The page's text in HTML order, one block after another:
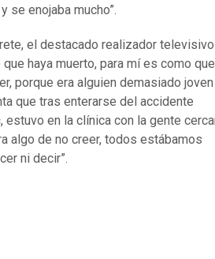
se enojaba mucho”.
el destacado realizador televisivo
haya muerto, para mí es como
porque era alguien demasiado
que tras enterarse del accidente
, estuvo en la clínica con la gente
algo de no creer, todos estábamos
ni decir”.